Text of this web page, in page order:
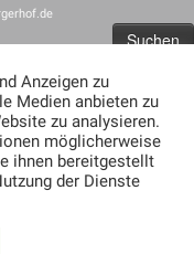
limburgerhof.de
rsplus-limburgerhof.de
Anzeigen zu
Medien anbieten zu
zu analysieren.
möglicherweise
ihnen bereitgestellt
der Dienste